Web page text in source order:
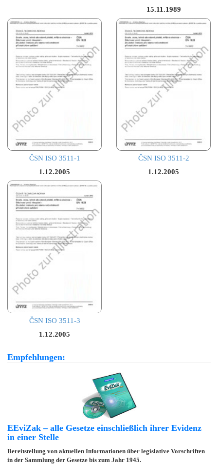
15.11.1989
ČSN ISO 3511-1
1.12.2005
ČSN ISO 3511-2
1.12.2005
ČSN ISO 3511-3
1.12.2005
Empfehlungen:
EEviZak – alle Gesetze einschließlich ihrer Evidenz
in einer Stelle
Bereitstellung von aktuellen Informationen über legislative Vorschriften
in der Sammlung der Gesetze bis zum Jahr 1945.